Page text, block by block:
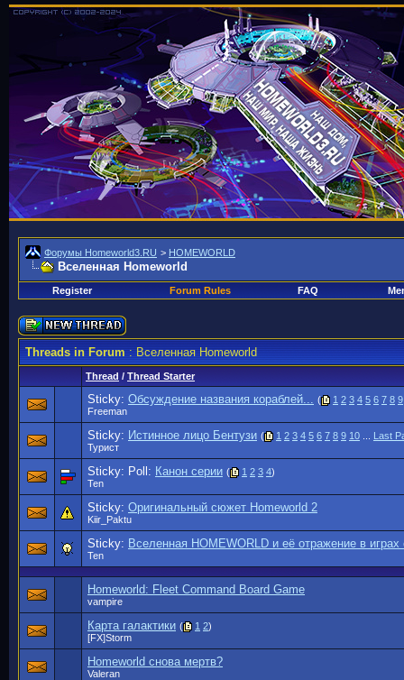
Форумы Homeworld3.RU > HOMEWORLD
Вселенная Homeworld
Register Forum Rules FAQ
Threads in Forum: Вселенная Homeworld
Thread / Thread Starter
Sticky: Обсуждение названия кораблей... ( 1 2 3 4 5 6 7 8 9
Freeman
Sticky: Истинное лицо Бентузи ( 1 2 3 4 5 6 7 8 9 10
Last
Турист
Sticky: Poll: Канон серии ( 1 2 3 4)
Ten
Sticky: Оригинальный сюжет Homeworld 2
Kiir_Paktu
Sticky: Вселенная HOMEWORLD и её отражение в
Ten
Homeworld: Fleet Command Board Game
vampire
Карта галактики ( 1 2)
[FX]Storm
Homeworld снова мертв?
Valeran